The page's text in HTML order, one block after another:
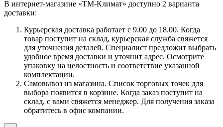
В интернет-магазине «ТМ-Климат» доступно 2 варианта
доставки:
Курьерская доставка работает с 9.00 до 18.00. Когда
товар поступит на склад, курьерская служба свяжется
для уточнения деталей. Специалист предложит выбрать
удобное время доставки и уточнит адрес. Осмотрите
упаковку на целостность и соответствие указанной
комплектации.
Самовывоз из магазина. Список торговых точек для
выбора появится в корзине. Когда заказ поступит на
склад, с вами свяжется менеджер. Для получения заказа
обратитесь в офис компании.